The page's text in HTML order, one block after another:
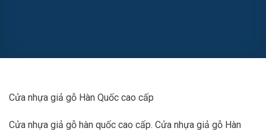
Cửa nhựa giả gỗ Hàn Quốc cao cấp
Cửa nhựa giả gỗ hàn quốc cao cấp. Cửa nhựa giả gỗ Hàn